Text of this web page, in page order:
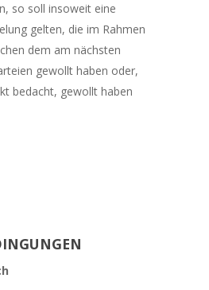
so soll insoweit eine
gelten, die im Rahmen
dem am nächsten
gewollt haben oder,
bedacht, gewollt haben